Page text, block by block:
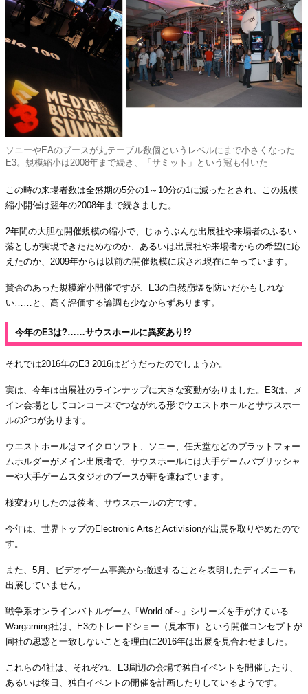
ソニーやEAのブースが丸テーブル数個というレベルにまで小さくなった
E3。規模縮小は2008年まで続き、「サミット」という冠も付いた
この時の来場者数は全盛期の5分の1～10分の1に減ったとされ、この規模
縮小開催は翌年の2008年まで続きました。
2年間の大胆な開催規模の縮小で、じゅうぶんな出展社や来場者のふるい
落としが実現できたためなのか、あるいは出展社や来場者からの希望に応
えたのか、2009年からは以前の開催規模に戻され現在に至っています。
賛否のあった規模縮小開催ですが、E3の自然崩壊を防いだかもしれな
い……と、高く評価する論調も少なからずあります。
今年のE3は?……サウスホールに異変あり!?
それでは2016年のE3 2016はどうだったのでしょうか。
実は、今年は出展社のラインナップに大きな変動がありました。E3は、メ
イン会場としてコンコースでつながれる形でウエストホールとサウスホー
ルの2つがあります。
ウエストホールはマイクロソフト、ソニー、任天堂などのプラットフォー
ムホルダーがメイン出展者で、サウスホールには大手ゲームパブリッシャ
ーや大手ゲームスタジオのブースが軒を連ねています。
様変わりしたのは後者、サウスホールの方です。
今年は、世界トップのElectronic ArtsとActivisionが出展を取りやめたので
す。
また、5月、ビデオゲーム事業から撤退することを表明したディズニーも
出展していません。
戦争系オンラインバトルゲーム『World of～』シリーズを手がけている
Wargaming社は、E3のトレードショー（見本市）という開催コンセプトが
同社の思惑と一致しないことを理由に2016年は出展を見合わせました。
これらの4社は、それぞれ、E3周辺の会場で独自イベントを開催したり、
あるいは後日、独自イベントの開催を計画したりしているようです。